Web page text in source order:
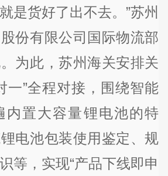
是货好了出不去。”苏州
份有限公司国际物流部
为此，苏州海关安排关
一”全程对接，围绕智能
内置大容量锂电池的特
电池包装使用鉴定、规
等，实现“产品下线即申